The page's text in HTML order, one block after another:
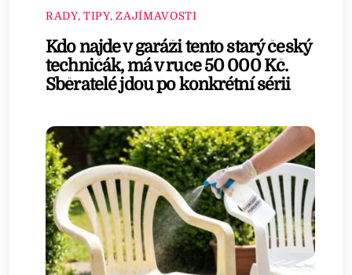
RADY, TIPY, ZAJÍMAVOSTI
Kdo najde v garáži tento starý český
techničák, má v ruce 50 000 Kč.
Sběratelé jdou po konkrétní sérii